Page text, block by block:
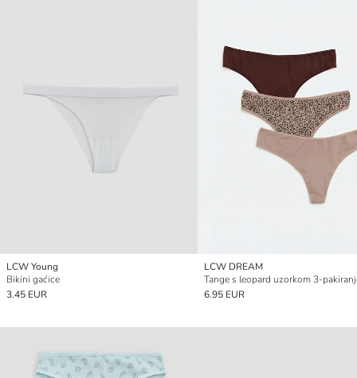
LCW Young
Bikini gaćice
3.45 EUR
LCW DREAM
Tange s leopard uzorkom 3-
6.95 EUR